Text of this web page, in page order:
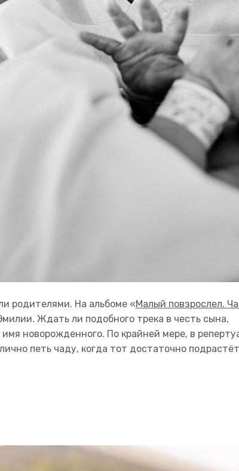
родителями. На альбоме «Малый повзрослел.
Ждать ли подобного трека в честь сына,
новорожденного. По крайней мере, в
петь чаду, когда тот достаточно